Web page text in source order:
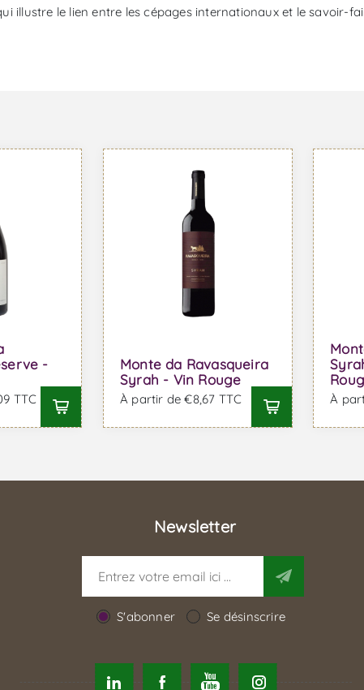
illustre le lien entre les cépages internationaux et le savoir-
-
TTC
Monte da Ravasqueira
Syrah - Vin Rouge
À partir de €8,67 TTC À
Newsletter
S'abonner Se désinscrire